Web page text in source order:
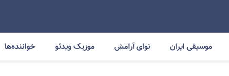
موسیقی ایران نوای آرامش موزیک ویدئو خواننده‌ها